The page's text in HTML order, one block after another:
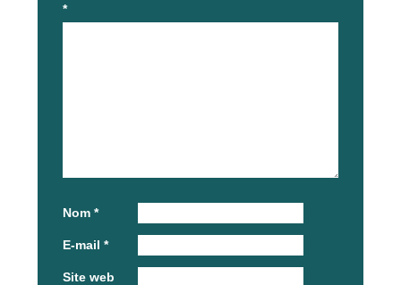
*
Nom *
E-mail *
Site web